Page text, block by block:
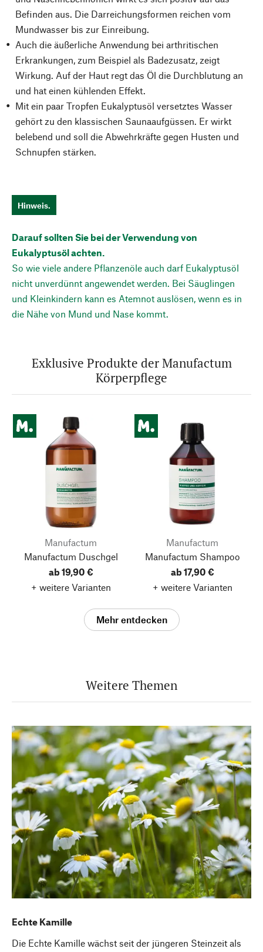
Befinden aus. Die Darreichungsformen reichen vom
Mundwasser bis zur Einreibung.
Auch die äußerliche Anwendung bei arthritischen
Erkrankungen, zum Beispiel als Badezusatz, zeigt
Wirkung. Auf der Haut regt das Öl die Durchblutung an
und hat einen kühlenden Effekt.
Mit ein paar Tropfen Eukalyptusöl versetztes Wasser
gehört zu den klassischen Saunaaufgüssen. Er wirkt
belebend und soll die Abwehrkräfte gegen Husten und
Schnupfen stärken.
Hinweis.
Darauf sollten Sie bei der Verwendung von
Eukalyptusöl achten.
So wie viele andere Pflanzenöle auch darf Eukalyptusöl
nicht unverdünnt angewendet werden. Bei Säuglingen
und Kleinkindern kann es Atemnot auslösen, wenn es in
die Nähe von Mund und Nase kommt.
Exklusive Produkte der Manufactum
Körperpflege
Manufactum
Manufactum Duschgel
ab 19,90 €
+ weitere Varianten
Manufactum
Manufactum Shampoo
ab 17,90 €
+ weitere Varianten
Mehr entdecken
Weitere Themen
Echte Kamille
Die Echte Kamille wächst seit der jüngeren Steinzeit als